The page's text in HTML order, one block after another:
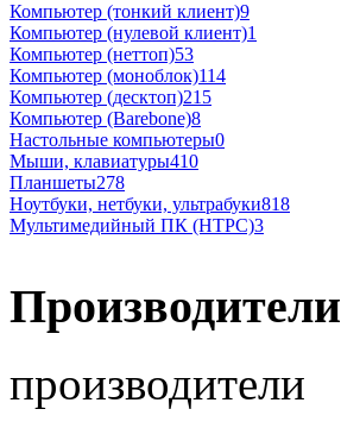
Компьютер (тонкий клиент)9
Компьютер (нулевой клиент)1
Компьютер (неттоп)53
Компьютер (моноблок)114
Компьютер (десктоп)215
Компьютер (Barebone)8
Настольные компьютеры0
Мыши, клавиатуры410
Планшеты278
Ноутбуки, нетбуки, ультрабуки818
Мультимедийный ПК (HTPC)3
Производители
производители